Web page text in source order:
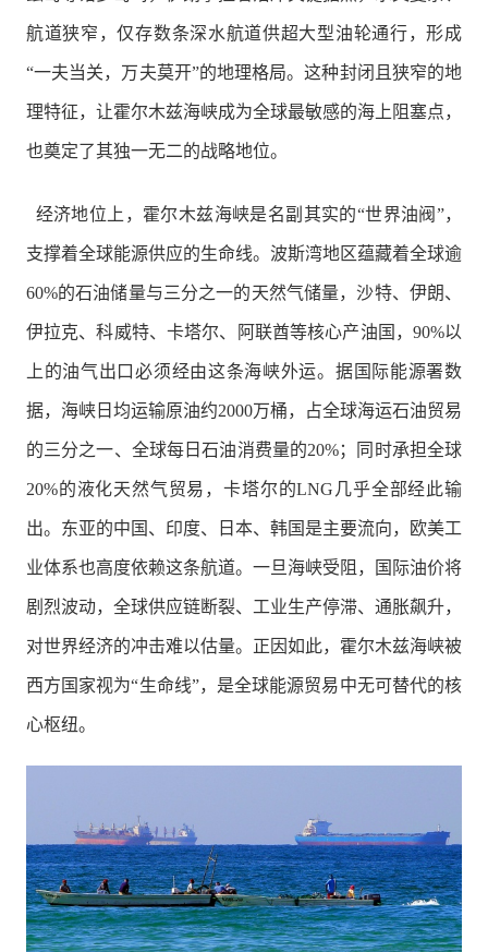
航道狭窄，仅存数条深水航道供超大型油轮通行，形成
“一夫当关，万夫莫开”的地理格局。这种封闭且狭窄的地
理特征，让霍尔木兹海峡成为全球最敏感的海上阻塞点，
也奠定了其独一无二的战略地位。
经济地位上，霍尔木兹海峡是名副其实的“世界油阀”，
支撑着全球能源供应的生命线。波斯湾地区蕴藏着全球逾
60%的石油储量与三分之一的天然气储量，沙特、伊朗、
伊拉克、科威特、卡塔尔、阿联酋等核心产油国，90%以
上的油气出口必须经由这条海峡外运。据国际能源署数
据，海峡日均运输原油约2000万桶，占全球海运石油贸易
的三分之一、全球每日石油消费量的20%；同时承担全球
20%的液化天然气贸易，卡塔尔的LNG几乎全部经此输
出。东亚的中国、印度、日本、韩国是主要流向，欧美工
业体系也高度依赖这条航道。一旦海峡受阻，国际油价将
剧烈波动，全球供应链断裂、工业生产停滞、通胀飙升，
对世界经济的冲击难以估量。正因如此，霍尔木兹海峡被
西方国家视为“生命线”，是全球能源贸易中无可替代的核
心枢纽。